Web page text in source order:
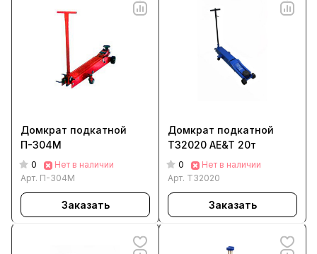
Домкрат подкатной
П-304М
0
Нет в наличии
Арт. П-304М
Заказать
Домкрат подкатной
T32020 AE&T 20т
0
Нет в наличии
Арт. T32020
Заказать